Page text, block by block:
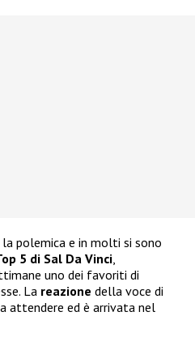
polemica e in molti si sono
5 di Sal Da Vinci
uno dei favoriti di
La reazione della voce di
attendere ed è arrivata nel